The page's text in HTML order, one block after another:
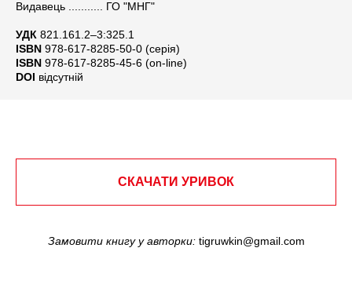
Видавець ........... ГО "МНГ"
УДК 821.161.2–3:325.1
ІSBN 978-617-8285-50-0 (серія)
ІSBN 978-617-8285-45-6 (оn-line)
DOI відсутній
СКАЧАТИ УРИВОК
Замовити книгу у авторки: tigruwkin@gmail.com